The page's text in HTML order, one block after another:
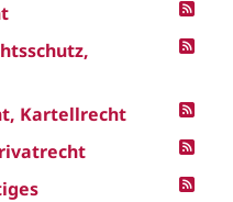
Kartellrecht